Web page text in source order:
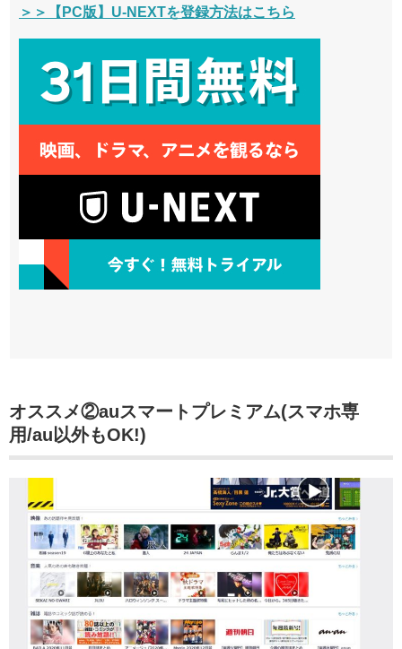
＞＞【PC版】U-NEXTを登録方法はこちら
オススメ②auスマートプレミアム(スマホ専
用/au以外もOK!)